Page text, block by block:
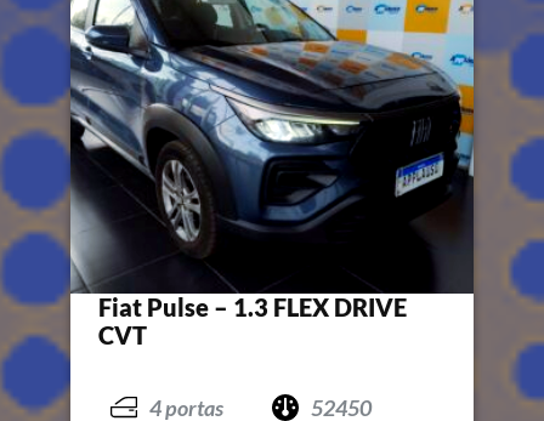
Fiat Pulse – 1.3 FLEX DRIVE
CVT
4 portas
52450